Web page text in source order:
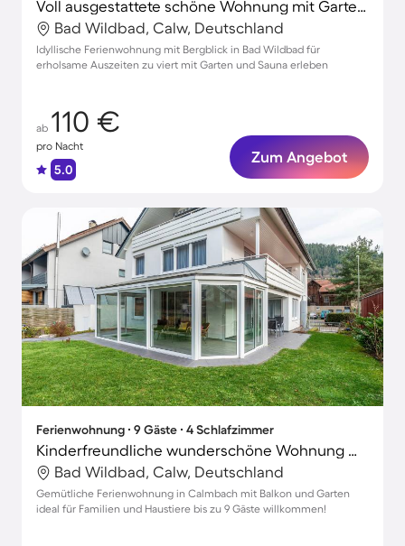
Voll ausgestattete schöne Wohnung mit Garten, schnellem Internet und Terrasse | Gartenblick | Perfekt für die Arbeit von Zuhause
Bad Wildbad, Calw, Deutschland
Idyllische Ferienwohnung mit Bergblick in Bad Wildbad für
erholsame Auszeiten zu viert mit Garten und Sauna erleben
ab 110 €
pro Nacht
5.0
Zum Angebot
Ferienwohnung ∙ 9 Gäste ∙ 4 Schlafzimmer
Kinderfreundliche wunderschöne Wohnung mit Garten und Terrasse | Flussblick | Haustierfreundlich
Bad Wildbad, Calw, Deutschland
Gemütliche Ferienwohnung in Calmbach mit Balkon und Garten
ideal für Familien und Haustiere bis zu 9 Gäste willkommen!